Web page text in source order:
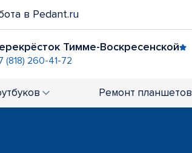
в Pedant.ru
Тимме-Воскресенской
(818) 260-41-72
+7 (818) 260-41-68 Ремонт планшетов